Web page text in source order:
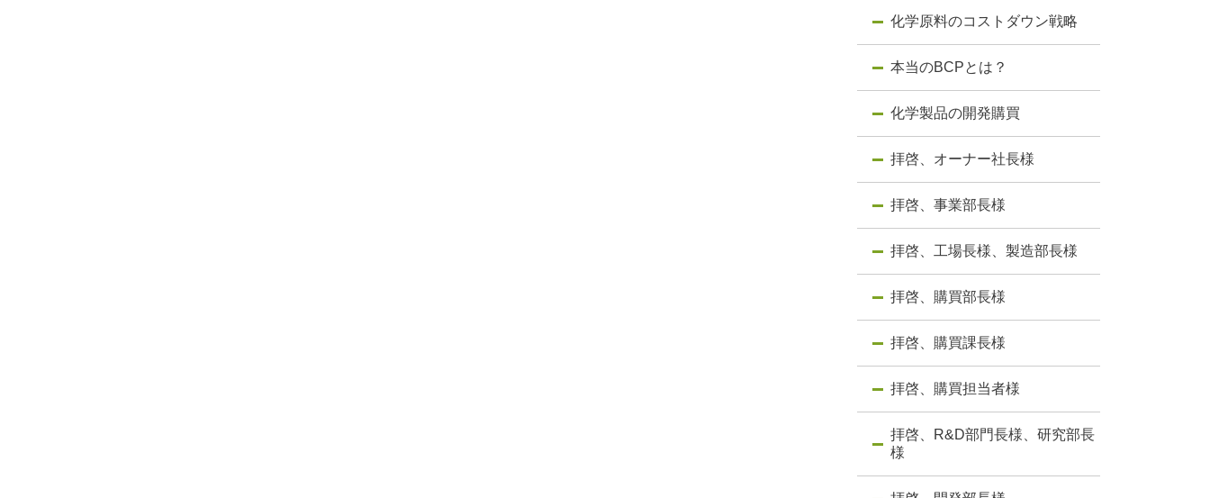
化学原料のコストダウン戦略
本当のBCPとは？
化学製品の開発購買
拝啓、オーナー社長様
拝啓、事業部長様
拝啓、工場長様、製造部長様
拝啓、購買部長様
拝啓、購買課長様
拝啓、購買担当者様
拝啓、R&D部門長様、研究部長
様